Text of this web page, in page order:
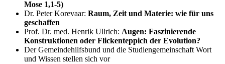
Mose 1,1-5)
Dr. Peter Korevaar: Raum, Zeit und Materie: wie für uns
geschaffen
Prof. Dr. med. Henrik Ullrich: Augen: Faszinierende
Konstruktionen oder Flickenteppich der Evolution?
Der Gemeindehilfsbund und die Studiengemeinschaft Wort
und Wissen stellen sich vor